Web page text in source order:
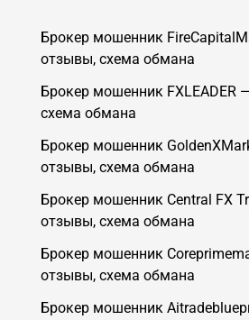
Брокер мошенник
отзывы, схема обмана
Брокер мошенник FXLEADER
схема обмана
Брокер мошенник
отзывы, схема обмана
Брокер мошенник Central FX
отзывы, схема обмана
Брокер мошенник
отзывы, схема обмана
Брокер мошенник